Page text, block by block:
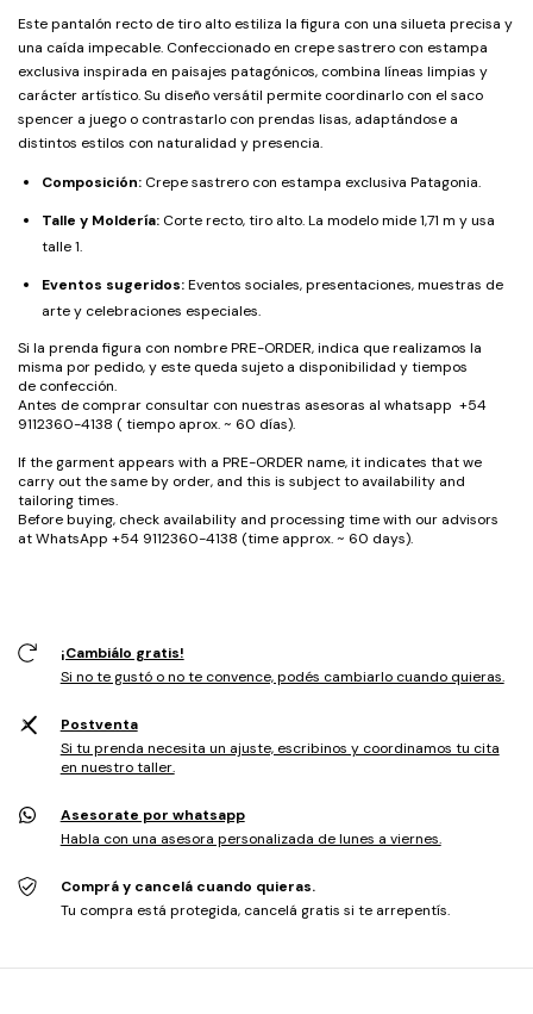
Este pantalón recto de tiro alto estiliza la figura con una silueta precisa y
una caída impecable. Confeccionado en crepe sastrero con estampa
exclusiva inspirada en paisajes patagónicos, combina líneas limpias y
carácter artístico. Su diseño versátil permite coordinarlo con el saco
spencer a juego o contrastarlo con prendas lisas, adaptándose a
distintos estilos con naturalidad y presencia.
Composición: Crepe sastrero con estampa exclusiva Patagonia.
Talle y Moldería: Corte recto, tiro alto. La modelo mide 1,71 m y usa
talle 1.
Eventos sugeridos:Eventos sociales, presentaciones, muestras de
arte y celebraciones especiales.
Si la prenda figura con nombre PRE-ORDER, indica que realizamos la
misma por pedido, y este queda sujeto a disponibilidad y tiempos
de confección.
Antes de comprar consultar con nuestras asesoras al whatsapp +54
9112360-4138 ( tiempo aprox. ~ 60 días).
If the garment appears with a PRE-ORDER name, it indicates that we
carry out the same by order, and this is subject to availability and
tailoring times.
Before buying, check availability and processing time with our advisors
at WhatsApp +54 9112360-4138 (time approx. ~ 60 days).
¡Cambiálo gratis!
Si no te gustó o no te convence, podés cambiarlo cuando quieras.
Postventa
Si tu prenda necesita un ajuste, escribinos y coordinamos tu cita
en nuestro taller.
Asesorate por whatsapp
Habla con una asesora personalizada de lunes a viernes.
Comprá y cancelá cuando quieras.
Tu compra está protegida, cancelá gratis si te arrepentís.